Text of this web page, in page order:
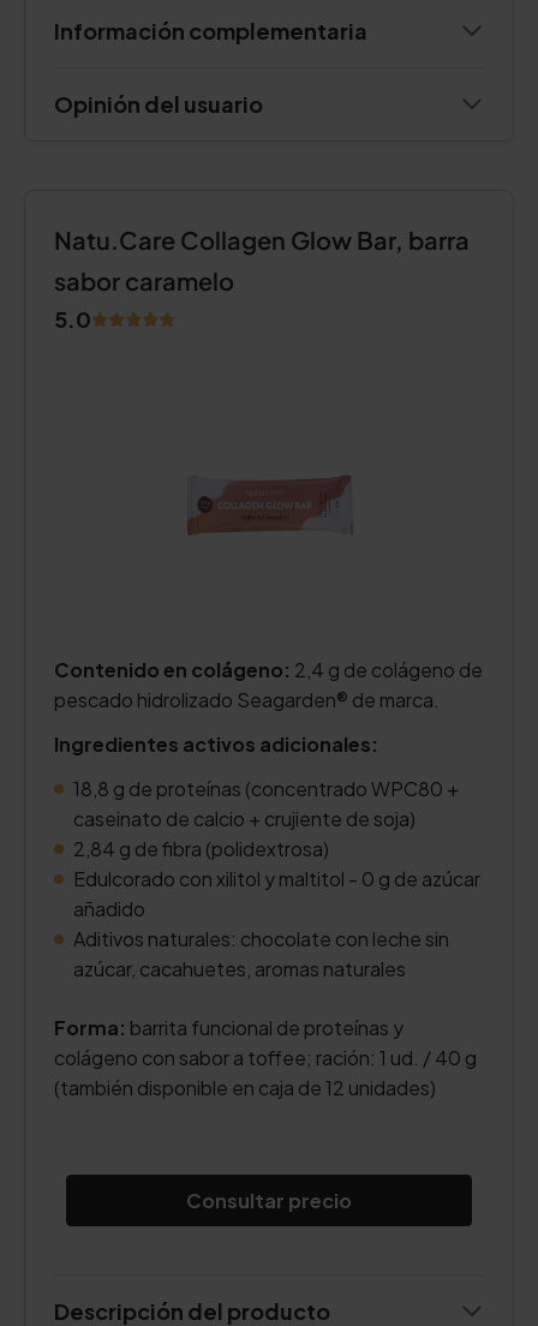
Información complementaria
Opinión del usuario
Natu.Care Collagen Glow Bar, barra
sabor caramelo
5.0
Contenido en colágeno: 2,4 g de colágeno de
pescado hidrolizado Seagarden® de marca.
Ingredientes activos adicionales:
18,8 g de proteínas (concentrado WPC80 +
caseinato de calcio + crujiente de soja)
2,84 g de fibra (polidextrosa)
Edulcorado con xilitol y maltitol - 0 g de azúcar
añadido
Aditivos naturales: chocolate con leche sin
azúcar, cacahuetes, aromas naturales
Forma: barrita funcional de proteínas y
colágeno con sabor a toffee; ración: 1 ud. / 40 g
(también disponible en caja de 12 unidades)
Consultar precio
Descripción del producto